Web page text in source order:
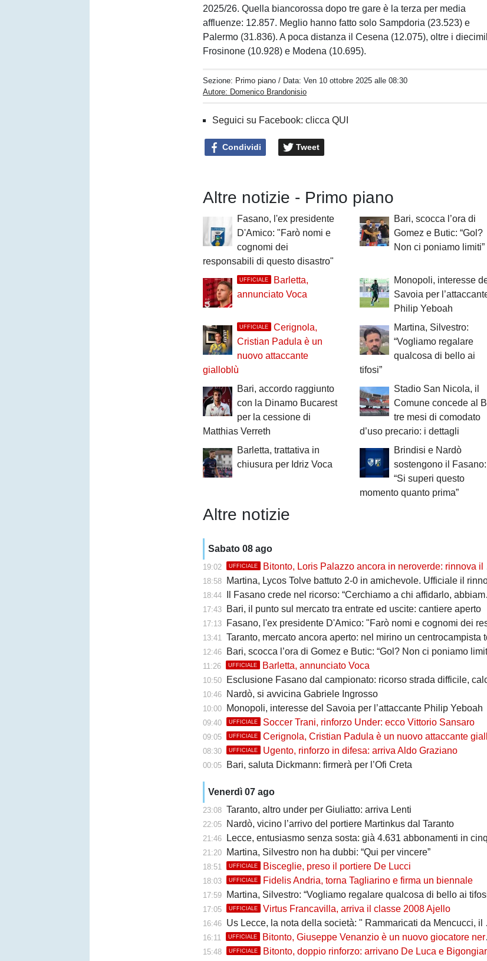
2025/26. Quella biancorossa dopo tre gare è la terza per media
affluenze: 12.857. Meglio hanno fatto solo Sampdoria (23.523) e
Palermo (31.836). A poca distanza il Cesena (12.075), oltre i
Frosinone (10.928) e Modena (10.695).
Sezione: Primo piano / Data:Ven 10 ottobre 2025 alle 08:30
Autore: Domenico Brandonisio
Seguici su Facebook: clicca QUI
Condividi Tweet
Altre notizie - Primo piano
Fasano, l'ex presidente
D'Amico: "Farò nomi e
cognomi dei
responsabili di questo disastro"
Bari, scocca l’ora di
Gomez e Butic: “Gol?
Non ci poniamo limiti”
UFFICIALE
Barletta,
annunciato Voca
Monopoli, interesse
Savoia per
Philip Yeboah
UFFICIALE
Cerignola,
Cristian Padula è un
nuovo attaccante
gialloblù
Martina, Silvestro:
“Vogliamo regalare
qualcosa di bello ai
tifosi”
Bari, accordo raggiunto
con la Dinamo Bucarest
per la cessione di
Matthias Verreth
Stadio San Nicola, il
Comune concede al
tre mesi di comodato
d’uso precario: i dettagli
Barletta, trattativa in
chiusura per Idriz Voca
Brindisi e Nardò
sostengono il Fasano:
“Si superi questo
momento quanto prima”
Altre notizie
Sabato 08 ago
19:02 UFFICIALE Bitonto, Loris Palazzo ancora in neroverde: rinnova il capitano
18:58 Martina, Lycos Tolve battuto 2-0 in amichevole. Ufficiale il rinnovo di
18:44 Il Fasano crede nel ricorso: “Cerchiamo a chi affidarlo, abbiamo 30 giorni di tempo”
17:43 Bari, il punto sul mercato tra entrate ed uscite: cantiere aperto
17:13 Fasano, l'ex presidente D'Amico: "Farò nomi e cognomi dei responsabili di questo
13:41 Taranto, mercato ancora aperto: nel mirino un centrocampista
12:46 Bari, scocca l’ora di Gomez e Butic: “Gol? Non ci poniamo
11:26 UFFICIALE Barletta, annunciato Voca
10:50 Esclusione Fasano dal campionato: ricorso strada difficile, calciatori in
10:46 Nardò, si avvicina Gabriele Ingrosso
10:00 Monopoli, interesse del Savoia per l’attaccante Philip Yeboah
09:40 UFFICIALE Soccer Trani, rinforzo Under: ecco Vittorio Sansaro
09:05 UFFICIALE Cerignola, Cristian Padula è un nuovo attaccante gialloblù
08:30 UFFICIALE Ugento, rinforzo in difesa: arriva Aldo Graziano
00:05 Bari, saluta Dickmann: firmerà per l’Ofi Creta
Venerdì 07 ago
23:08 Taranto, altro under per Giuliatto: arriva Lenti
22:05 Nardò, vicino l’arrivo del portiere Martinkus dal Taranto
21:46 Lecce, entusiasmo senza sosta: già 4.631 abbonamenti in cinque giorni
21:20 Martina, Silvestro non ha dubbi: “Qui per vincere”
18:51 UFFICIALE Bisceglie, preso il portiere De Lucci
18:03 UFFICIALE Fidelis Andria, torna Tagliarino e firma un biennale
17:59 Martina, Silvestro: “Vogliamo regalare qualcosa di bello ai
17:05 UFFICIALE Virtus Francavilla, arriva il classe 2008 Ajello
16:46 Us Lecce, la nota della società: " Rammaricati da Mencucci, il 10 CDA straordinario"
16:11 UFFICIALE Bitonto, Giuseppe Venanzio è un nuovo giocatore neroverde
15:48 UFFICIALE
Bitonto, doppio rinforzo: arrivano De Luca e